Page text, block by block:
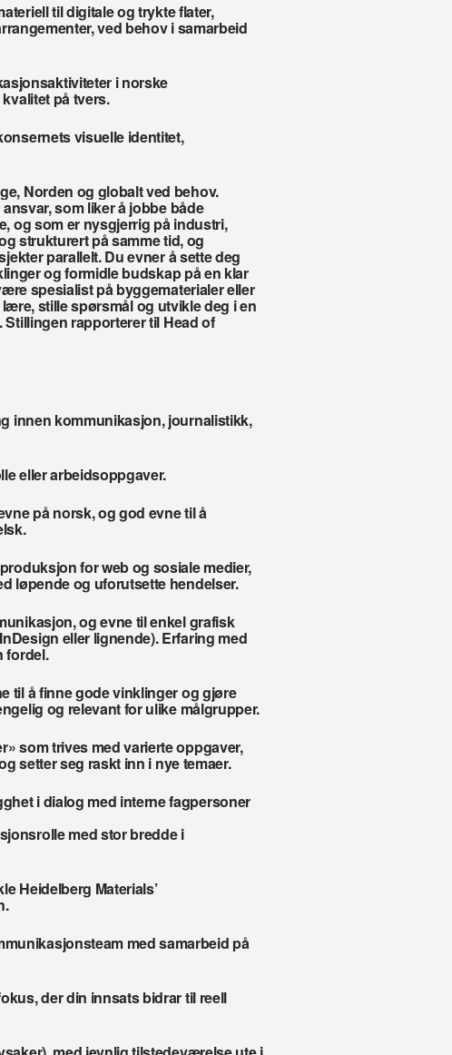
til digitale og trykte flater,
ved behov i samarbeid
i norske
på tvers.
visuelle identitet,
Norden og globalt ved behov.
som liker å jobbe både
og som er nysgjerrig på industri,
strukturert på samme tid, og
parallelt. Du evner å sette deg
og formidle budskap på en klar
spesialist på byggematerialer eller
stille spørsmål og utvikle deg i en
rapporterer til Head of
innen kommunikasjon, journalistikk,
eller arbeidsoppgaver.
på norsk, og god evne til å
for web og sosiale medier,
løpende og uforutsette hendelser.
og evne til enkel grafisk
eller lignende). Erfaring med
fordel.
til å finne gode vinklinger og gjøre
og relevant for ulike målgrupper.
som trives med varierte oppgaver,
setter seg raskt inn i nye temaer.
i dialog med interne fagpersoner
med stor bredde i
Heidelberg Materials’
med samarbeid på
der din innsats bidrar til reell